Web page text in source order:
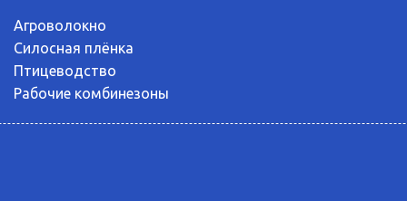
Агроволокно
Силосная плёнка
Птицеводство
Рабочие комбинезоны